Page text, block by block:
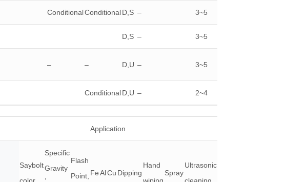
ConditionalConditionalD,S – 3~5
D,S – 3~5
– – D,U – 3~5
ConditionalD,U – 2~4
Application
Saybolt
Specific
Gravity
Flash
Point, FeAlCu Dipping
Hand
Spray
Ultrasonic